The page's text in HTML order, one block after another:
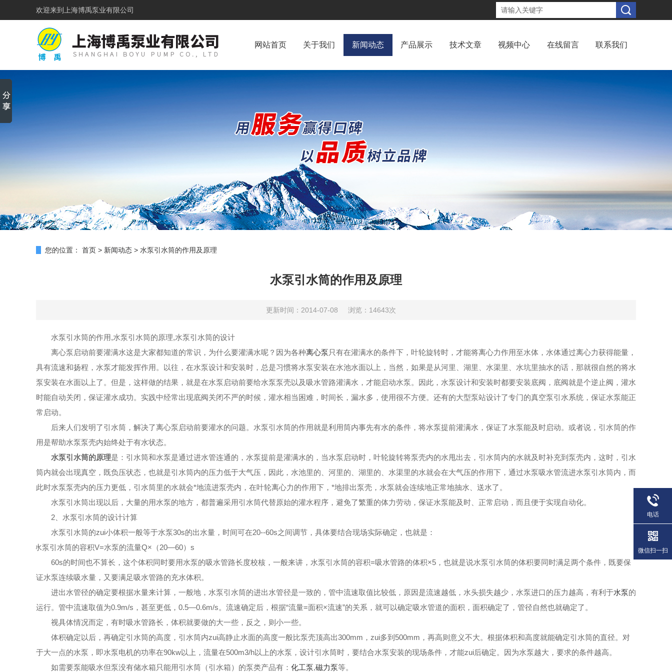
欢迎来到 上海博禹泵业有限公司
网站首页 关于我们 新闻动态 产品展示 技术文章 视频中心 在线留言 联系我们
您的位置： 首页 > 新闻动态 > 水泵引水筒的作用及原理
水泵引水筒的作用及原理
更新时间：2014-07-08 浏览：14643次
水泵引水筒的作用,水泵引水筒的原理,水泵引水筒的设计
离心泵启动前要灌满水这是大家都知道的常识，为什么要灌满水呢？因为各种离心泵只有在灌满水的条件下，叶轮旋转时，才能将离心力作用至水体，水体通过离心力获得能量，
具有流速和扬程，水泵才能发挥作用。以往，在水泵设计和安装时，总是习惯将水泵安装在水池水面以上，当然，如果是从河里、湖里、水渠里、水坑里抽水的话，那就很自然的将水
泵安装在水面以上了。但是，这样做的结果，就是在水泵启动前要给水泵泵壳以及吸水管路灌满水，才能启动水泵。因此，水泵设计和安装时都要安装底阀，底阀就是个逆止阀，灌水
时能自动关闭，保证灌水成功。实践中经常出现底阀关闭不严的时候，灌水相当困难，时间长，漏水多，使用很不方便。还有的大型泵站设计了专门的真空泵引水系统，保证水泵能正
常启动。
后来人们发明了引水筒，解决了离心泵启动前要灌水的问题。水泵引水筒的作用就是利用筒内事先有水的条件，将水泵提前灌满水，保证了水泵能及时启动。或者说，引水筒的作
用是帮助水泵泵壳内始终处于有水状态。
水泵引水筒的原理是：引水筒和水泵是通过进水管连通的，水泵提前是灌满水的，当水泵启动时，叶轮旋转将泵壳内的水甩出去，引水筒内的水就及时补充到泵壳内，这时，引水
筒内就会出现真空，既负压状态，也就是引水筒内的压力低于大气压，因此，水池里的、河里的、湖里的、水渠里的水就会在大气压的作用下，通过水泵吸水管流进水泵引水筒内，而
此时水泵泵壳内的压力更低，引水筒里的水就会*地流进泵壳内，在叶轮离心力的作用下，*地排出泵壳，水泵就会连续地正常地抽水、送水了。
水泵引水筒出现以后，大量的用水泵的地方，都普遍采用引水筒代替原始的灌水程序，避免了繁重的体力劳动，保证水泵能及时、正常启动，而且便于实现自动化。
2、水泵引水筒的设计计算
水泵引水筒的zui小体积一般等于水泵30s的出水量，时间可在20--60s之间调节，具体要结合现场实际确定，也就是：
水泵引水筒的容积V=水泵的流量Q×（20—60）s
60s的时间也不算长，这个体积同时要用水泵的吸水管路长度校核，一般来讲，水泵引水筒的容积=吸水管路的体积×5，也就是说水泵引水筒的体积要同时满足两个条件，既要保
证水泵连续吸水量，又要满足吸水管路的充水体积。
进出水管径的确定要根据水量来计算，一般地，水泵引水筒的进出水管径是一致的，管中流速取值比较低，原因是流速越低，水头损失越少，水泵进口的压力越高，有利于水泵的
运行。管中流速取值为0.9m/s，甚至更低，0.5—0.6m/s。流速确定后，根据“流量=面积×流速”的关系，就可以确定吸水管道的面积，面积确定了，管径自然也就确定了。
视具体情况而定，有时吸水管路长，体积就要做的大一些，反之，则小一些。
体积确定以后，再确定引水筒的高度，引水筒内zui高静止水面的高度一般比泵壳顶高出300mm，zui多到500mm，再高则意义不大。根据体积和高度就能确定引水筒的直径。对
于大一点的水泵，即水泵电机的功率在90kw以上，流量在500m3/h以上的水泵，设计引水筒时，要结合水泵安装的现场条件，才能zui后确定。因为水泵越大，要求的条件越高。
如需要泵能吸水但泵没有储水箱只能用引水筒（引水箱）的泵类产品有： 化工泵,磁力泵等。
电话
微信扫一扫